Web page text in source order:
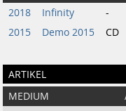
2018
Infinity
-
2015
Demo 2015 CD
ARTIKEL
MEDIUM